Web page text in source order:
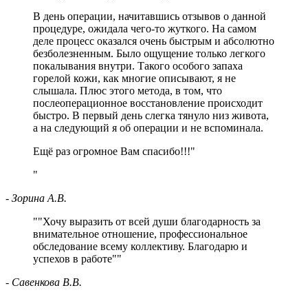
В день операции, начитавшись отзывов о данной
процедуре, ожидала чего-то жуткого. На самом
деле процесс оказался очень быстрым и абсолютно
безболезненным. Было ощущение только легкого
покалывания внутри. Такого особого запаха
горелой кожи, как многие описывают, я не
слышала. Плюс этого метода, в том, что
послеоперационное восстановление происходит
быстро. В первый день слегка тянуло низ живота,
а на следующий я об операции и не вспоминала.
Ещё раз огромное Вам спасибо!!!"
- Зорина А.В.
" Хочу выразить от всей души благодарность за
внимательное отношение, профессиональное
обследование всему коллективу. Благодарю и
успехов в работе "
- Савенкова В.В.